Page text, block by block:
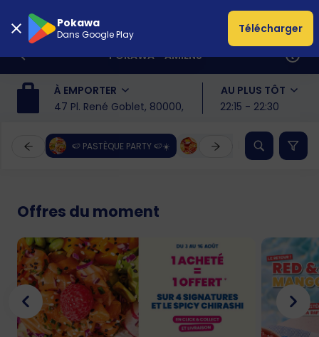
Pokawa
Dans Google Play
Télécharger
POKAWA - AMIENS
À EMPORTER
47 Pl. René Goblet, 80000, Amiens
AU PLUS TÔT
22:15 - 22:30
🍉 PASTÈQUE PARTY 🍉☀️ ☀️ NOUVEAUTÉS ÉTÉ ☀️
Offres du moment